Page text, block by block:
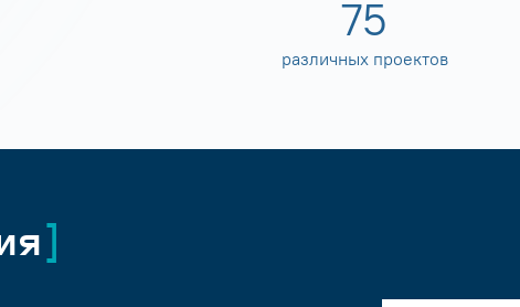
80
различных проектов